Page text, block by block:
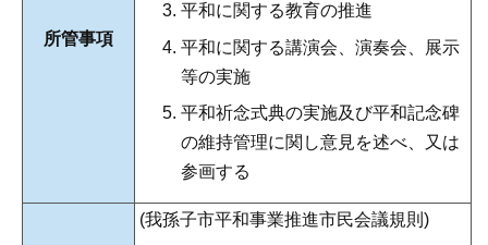
所管事項
平和に関する教育の推進
平和に関する講演会、演奏会、展示
等の実施
平和祈念式典の実施及び平和記念碑
の維持管理に関し意見を述べ、又は
参画する
(我孫子市平和事業推進市民会議規則)